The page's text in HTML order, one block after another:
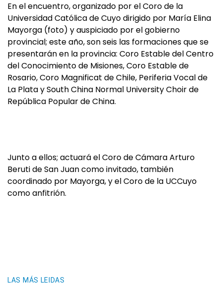
En el encuentro, organizado por el Coro de la
Universidad Católica de Cuyo dirigido por María Elina
Mayorga (foto) y auspiciado por el gobierno
provincial; este año, son seis las formaciones que se
presentarán en la provincia: Coro Estable del Centro
del Conocimiento de Misiones, Coro Estable de
Rosario, Coro Magnificat de Chile, Periferia Vocal de
La Plata y South China Normal University Choir de
República Popular de China.
Junto a ellos; actuará el Coro de Cámara Arturo
Beruti de San Juan como invitado, también
coordinado por Mayorga, y el Coro de la UCCuyo
como anfitrión.
LAS MÁS LEIDAS